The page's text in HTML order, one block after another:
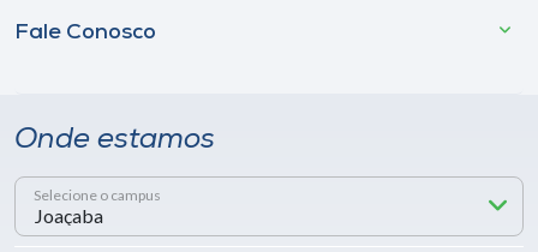
Fale Conosco
Onde estamos
Selecione o campus